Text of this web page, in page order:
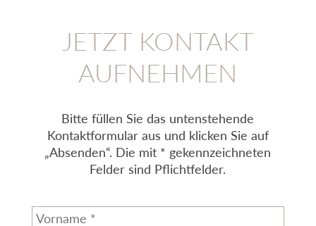
JETZT KONTAKT
AUFNEHMEN
Bitte füllen Sie das untenstehende
Kontaktformular aus und klicken Sie auf
„Absenden“. Die mit * gekennzeichneten
Felder sind Pflichtfelder.